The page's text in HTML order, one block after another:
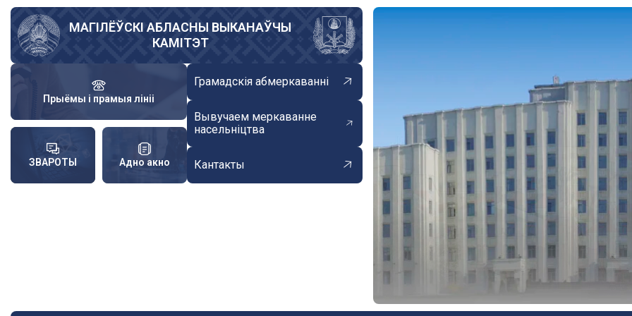
Skip
main
content
МАГІЛЁЎСКІ АБЛАСНЫ ВЫКАНАЎЧЫ
КАМІТЭТ
Прыёмы і прамыя лініі
ЗВАРОТЫ Адно акно
Грамадскія абмеркаванні
Вывучаем меркаванне
насельніцтва
Кантакты